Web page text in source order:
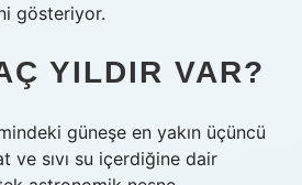
gösteriyor.
YILDIR VAR?
güneşe en yakın üçüncü
ve sıvı su içerdiğine dair